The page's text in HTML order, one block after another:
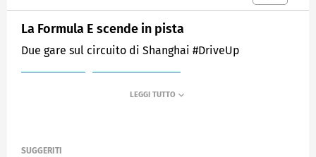
La Formula E scende in pista
Due gare sul circuito di Shanghai #DriveUp
SUGGERITI